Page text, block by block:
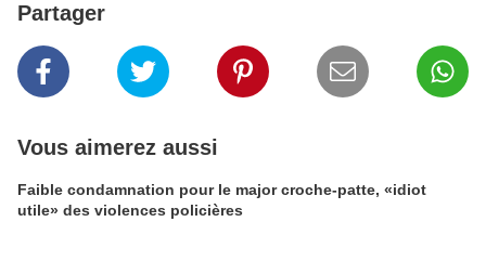
Partager
Vous aimerez aussi
Faible condamnation pour le major croche-patte, «idiot
utile» des violences policières